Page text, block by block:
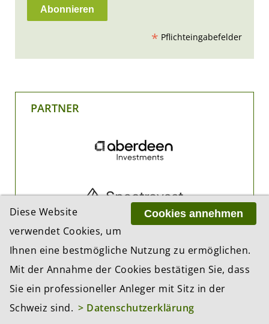
* Pflichteingabefelder
PARTNER
Cookies annehmen
Diese Website
verwendet Cookies, um
Ihnen eine bestmögliche Nutzung zu ermöglichen.
Mit der Annahme der Cookies bestätigen Sie, dass
Sie ein professioneller Anleger mit Sitz in der
Schweiz sind. > Datenschutzerklärung